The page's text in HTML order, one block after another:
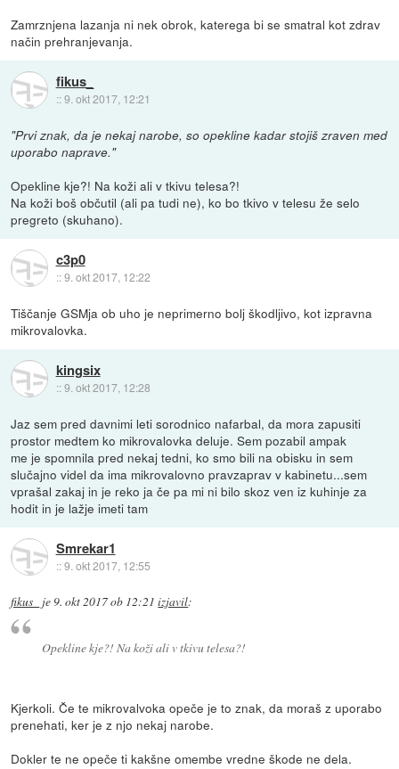
Zamrznjena lazanja ni nek obrok, katerega bi se smatral kot zdrav
način prehranjevanja.
fikus_
::9. okt 2017, 12:21
"Prvi znak, da je nekaj narobe, so opekline kadar stojiš zraven med
uporabo naprave."
Opekline kje?! Na koži ali v tkivu telesa?!
Na koži boš občutil (ali pa tudi ne), ko bo tkivo v telesu že selo
pregreto (skuhano).
c3p0
::9. okt 2017, 12:22
Tiščanje GSMja ob uho je neprimerno bolj škodljivo, kot izpravna
mikrovalovka.
kingsix
::9. okt 2017, 12:28
Jaz sem pred davnimi leti sorodnico nafarbal, da mora zapusiti
prostor medtem ko mikrovalovka deluje. Sem pozabil ampak
me je spomnila pred nekaj tedni, ko smo bili na obisku in sem
slučajno videl da ima mikrovalovno pravzaprav v kabinetu...sem
vprašal zakaj in je reko ja če pa mi ni bilo skoz ven iz kuhinje za
hodit in je lažje imeti tam
Smrekar1
::9. okt 2017, 12:55
fikus_ je9. okt 2017 ob 12:21 izjavil:
Opekline kje?! Na koži ali v tkivu telesa?!
Kjerkoli. Če te mikrovalvoka opeče je to znak, da moraš z uporabo
prenehati, ker je z njo nekaj narobe.
Dokler te ne opeče ti kakšne omembe vredne škode ne dela.